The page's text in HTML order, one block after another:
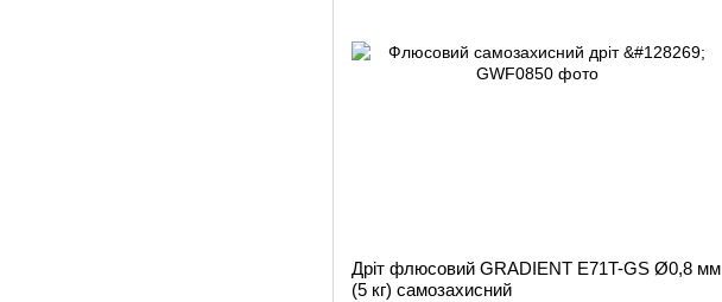
Дріт флюсовий GRADIENT E71T-GS Ø0,8 мм
(5 кг) самозахисний